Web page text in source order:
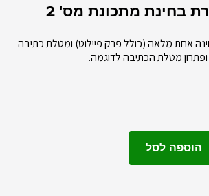
בחינת מתכונת מס' 2
אחת מלאה (כולל פרק פיילוט) ומטלת כתיבה
מטלת הכתיבה לדוגמה.
הוספה לסל